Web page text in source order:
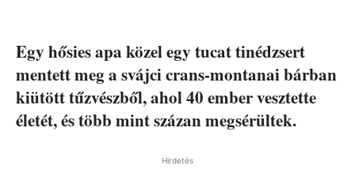
Egy hősies apa közel egy tucat tinédzsert
mentett meg a svájci crans-montanai bárban
kiütött tűzvészből, ahol 40 ember vesztette
életét, és több mint százan megsérültek.
Hirdetés